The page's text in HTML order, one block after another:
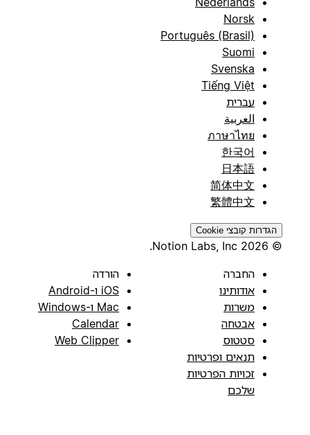
Norsk
Português (Brasil)
Suomi
Svenska
Tiếng Việt
עברית
العربية
ภาษาไทย
한국어
日本語
简体中文
繁體中文
הגדרות קובצי Cookie
החברה
אודותינו
משרות
אבטחה
סטטוס
תנאים ופרטיות
זכויות הפרטיות
שלכם
הורדה
iOS ו-Android
Mac ו-Windows
Calendar
Web Clipper